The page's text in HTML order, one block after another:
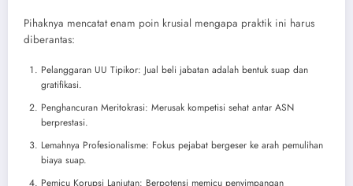
​Pihaknya mencatat enam poin krusial mengapa praktik ini harus
diberantas:
​Pelanggaran UU Tipikor: Jual beli jabatan adalah bentuk suap dan
gratifikasi.
Penghancuran Meritokrasi: Merusak kompetisi sehat antar ASN
berprestasi.
Lemahnya Profesionalisme: Fokus pejabat bergeser ke arah pemulihan
biaya suap.
Pemicu Korupsi Lanjutan: Berpotensi memicu penyimpangan